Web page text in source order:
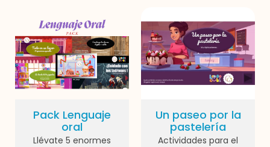
Pack Lenguaje
oral
Llévate 5 enormes
Un paseo por la
pastelería
Actividades para el